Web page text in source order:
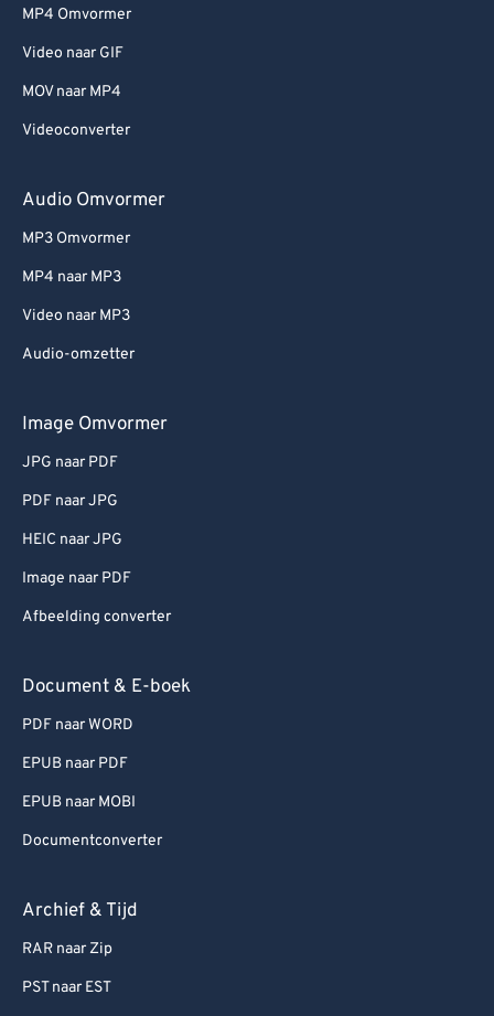
MP4 Omvormer
Video naar GIF
MOV naar MP4
Videoconverter
Audio Omvormer
MP3 Omvormer
MP4 naar MP3
Video naar MP3
Audio-omzetter
Image Omvormer
JPG naar PDF
PDF naar JPG
HEIC naar JPG
Image naar PDF
Afbeelding converter
Document & E-boek
PDF naar WORD
EPUB naar PDF
EPUB naar MOBI
Documentconverter
Archief & Tijd
RAR naar Zip
PST naar EST